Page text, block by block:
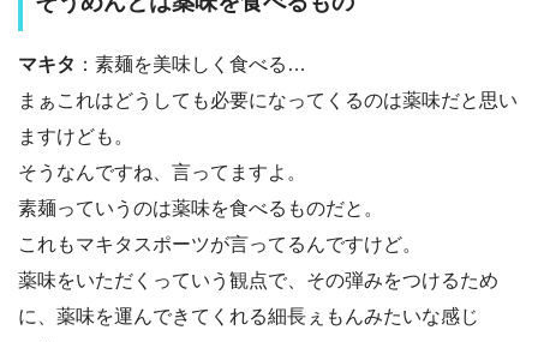
マキタ ：素麺を美味しく食べる…
まぁこれはどうしても必要になってくるのは薬味だと思い
ますけども。
そうなんですね、言ってますよ。
素麺っていうのは薬味を食べるものだと。
これもマキタスポーツが言ってるんですけど。
薬味をいただくっていう観点で、その弾みをつけるため
に、薬味を運んできてくれる細長ぇもんみたいな感じ